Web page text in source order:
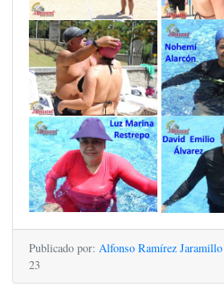
Publicado por: Alfonso Ramírez Jaramillo
23